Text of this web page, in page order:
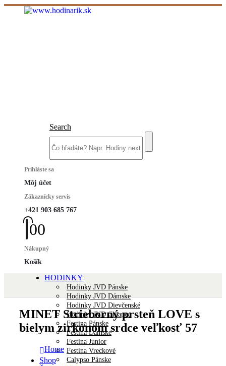
Search
Prihláste sa
Môj účet
Zákaznícky servis
+421 903 685 767
00
Nákupný
Košík
HODINKY
Hodinky JVD Pánske
Hodinky JVD Dámske
Hodinky JVD Dievčenské
Hodinky JVD Chlapec
Festina Pánske
Festina Dámske
Festina Junior
Festina Vreckové
Calypso Pánske
MINET Strieborný prsteň LOVE s
bielym zirkónom srdce veľkosť 57
Home
Shop